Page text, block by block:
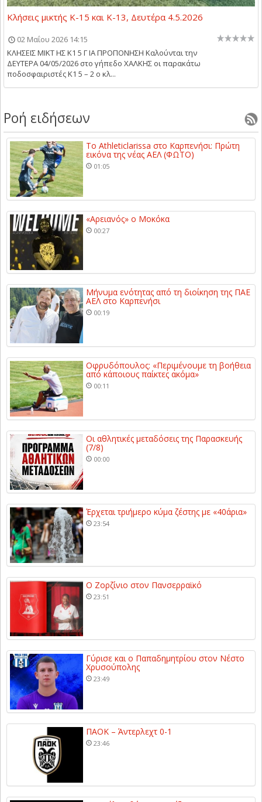
Κλήσεις μικτής Κ-15 και Κ-13, Δευτέρα 4.5.2026
02 Μαΐου 2026 14:15
ΚΛΗΣΕΙΣ ΜΙΚΤ ΗΣ Κ1 5 Γ ΙΑ ΠΡΟΠΟΝΗΣΗ Kαλούνται την
ΔΕΥΤΕΡΑ 04/05/2026 στο γήπεδο ΧΑΛΚΗΣ οι παρακάτω
ποδοσφαιριστές Κ1 5 – 2 ο κλ...
Ροή ειδήσεων
Το Athleticlarissa στο Καρπενήσι: Πρώτη
εικόνα της νέας ΑΕΛ (ΦΩΤΟ)
01:05
«Αρειανός» ο Μοκόκα
00:27
Μήνυμα ενότητας από τη διοίκηση της ΠΑΕ
ΑΕΛ στο Καρπενήσι
00:19
Οφρυδόπουλος: «Περιμένουμε τη βοήθεια
από κάποιους παίκτες ακόμα»
00:11
Οι αθλητικές μεταδόσεις της Παρασκευής
(7/8)
00:00
Έρχεται τριήμερο κύμα ζέστης με «40άρια»
23:54
Ο Ζορζίνιο στον Πανσερραϊκό
23:51
Γύρισε και ο Παπαδημητρίου στον Νέστο
Χρυσούπολης
23:49
ΠΑΟΚ – Άντερλεχτ 0-1
23:46